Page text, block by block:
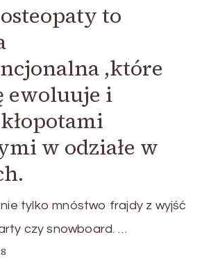
to
,które
ewoluuje i
w odziałe w
tylko mnóstwo frajdy z wyjść
czy snowboard. …